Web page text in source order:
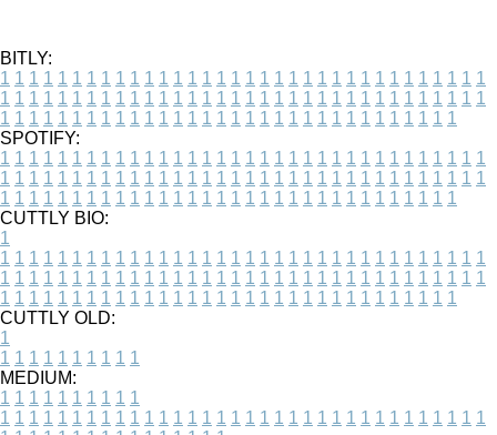
BITLY:
1 1 1 1 1 1 1 1 1 1 1 1 1 1 1 1 1 1 1 1 1 1 1 1 1 1 1 1 1 1 1 1 1 1
1 1 1 1 1 1 1 1 1 1 1 1 1 1 1 1 1 1 1 1 1 1 1 1 1 1 1 1 1 1 1 1 1 1
1 1 1 1 1 1 1 1 1 1 1 1 1 1 1 1 1 1 1 1 1 1 1 1 1 1 1 1 1 1 1 1
SPOTIFY:
1 1 1 1 1 1 1 1 1 1 1 1 1 1 1 1 1 1 1 1 1 1 1 1 1 1 1 1 1 1 1 1 1 1
1 1 1 1 1 1 1 1 1 1 1 1 1 1 1 1 1 1 1 1 1 1 1 1 1 1 1 1 1 1 1 1 1 1
1 1 1 1 1 1 1 1 1 1 1 1 1 1 1 1 1 1 1 1 1 1 1 1 1 1 1 1 1 1 1 1
CUTTLY BIO:
1
1 1 1 1 1 1 1 1 1 1 1 1 1 1 1 1 1 1 1 1 1 1 1 1 1 1 1 1 1 1 1 1 1 1
1 1 1 1 1 1 1 1 1 1 1 1 1 1 1 1 1 1 1 1 1 1 1 1 1 1 1 1 1 1 1 1 1 1
1 1 1 1 1 1 1 1 1 1 1 1 1 1 1 1 1 1 1 1 1 1 1 1 1 1 1 1 1 1 1 1
CUTTLY OLD:
1
1 1 1 1 1 1 1 1 1 1
MEDIUM:
1 1 1 1 1 1 1 1 1 1
1 1 1 1 1 1 1 1 1 1 1 1 1 1 1 1 1 1 1 1 1 1 1 1 1 1 1 1 1 1 1 1 1 1